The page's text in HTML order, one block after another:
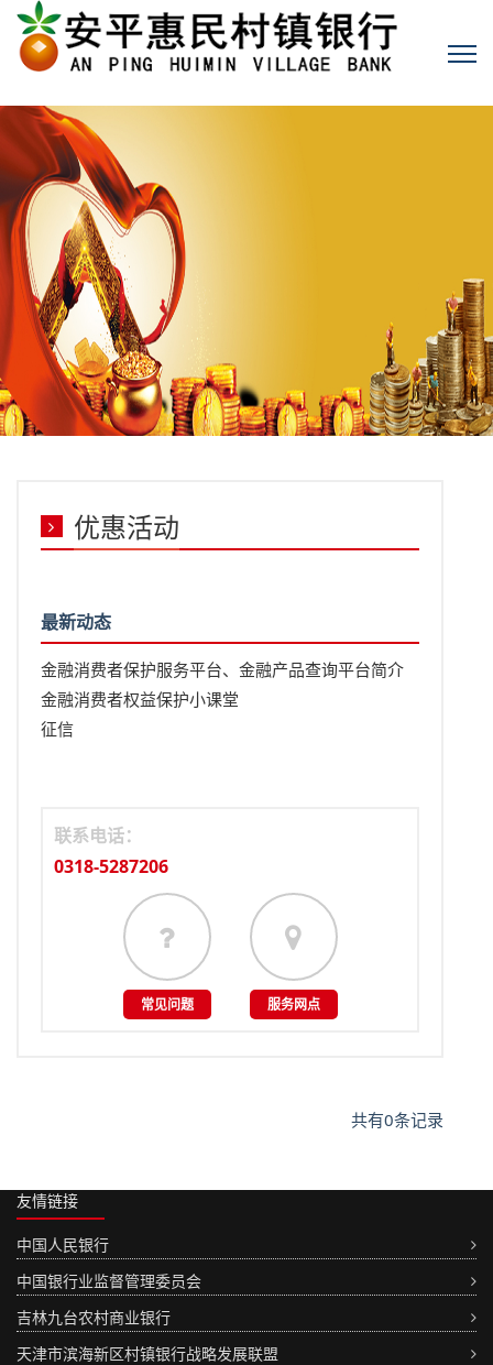
优惠活动
最新动态
金融消费者保护服务平台、金融产品查询平台简介
金融消费者权益保护小课堂
征信
联系电话：
0318-5287206
常见问题 服务网点
共有0条记录
友情链接
中国人民银行
中国银行业监督管理委员会
吉林九台农村商业银行
天津市滨海新区村镇银行战略发展联盟